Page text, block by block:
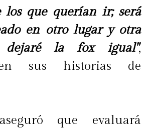
los que querían ir; será
en otro lugar y otra
dejaré la fox igual",
sus historias de
que evaluará